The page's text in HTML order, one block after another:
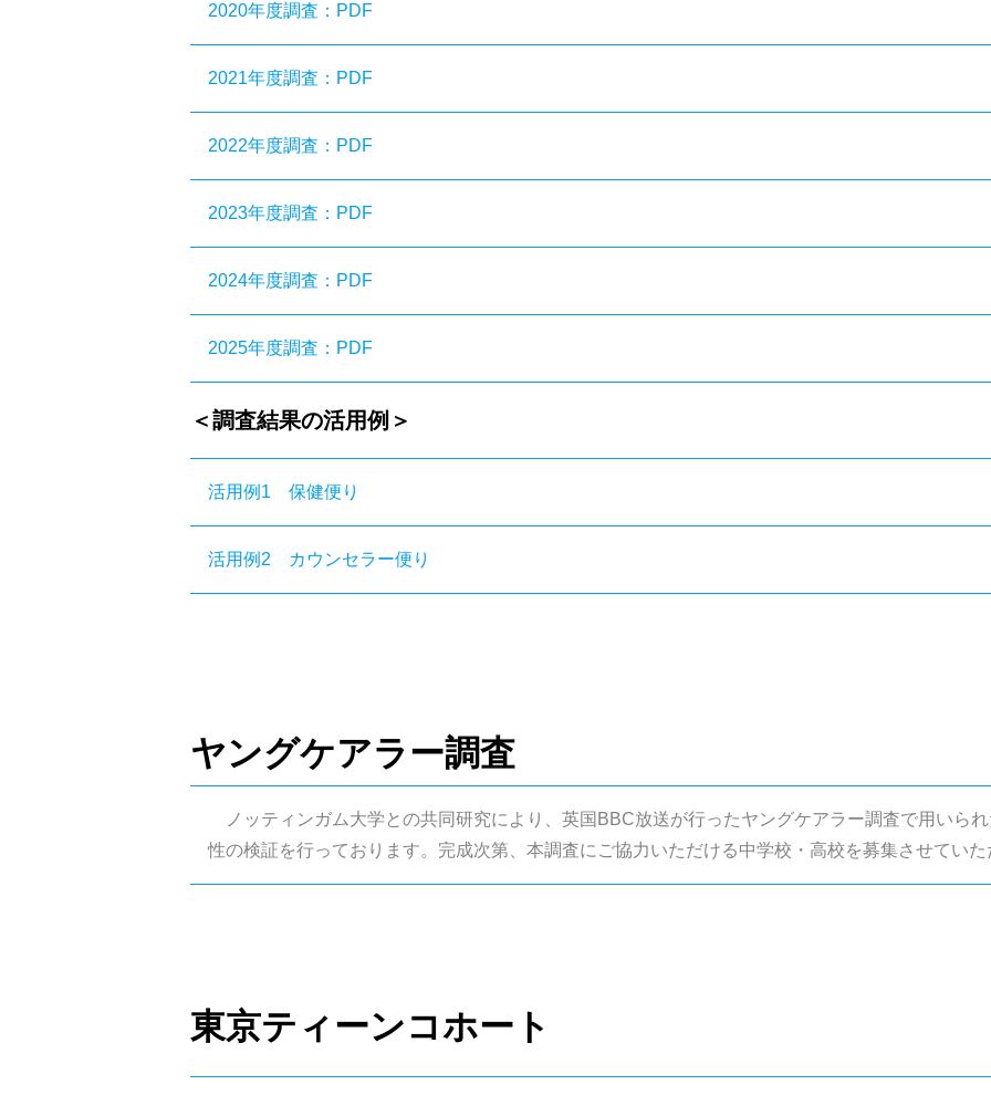
2020年度調査：PDF
2021年度調査：PDF
2022年度調査：PDF
2023年度調査：PDF
2024年度調査：PDF
2025年度調査：PDF
＜調査結果の活用例＞
活用例1 保健便り
活用例2 カウンセラー便り
ヤングケアラー調査
ノッティンガム大学との共同研究により、英国BBC放送が行ったヤングケアラー調査で用いら
性の検証を行っております。完成次第、本調査にご協力いただける中学校・高校を募集させていた
東京ティーンコホート